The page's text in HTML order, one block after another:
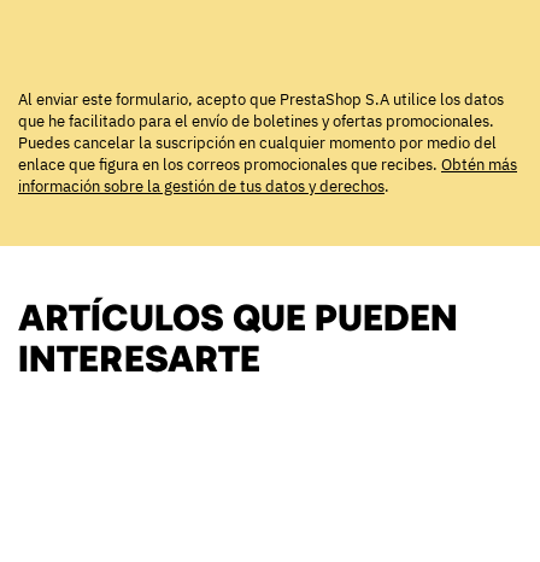
Al enviar este formulario, acepto que PrestaShop S.A utilice los datos
que he facilitado para el envío de boletines y ofertas promocionales.
Puedes cancelar la suscripción en cualquier momento por medio del
enlace que figura en los correos promocionales que recibes. Obtén más
información sobre la gestión de tus datos y derechos.
ARTÍCULOS QUE PUEDEN
INTERESARTE